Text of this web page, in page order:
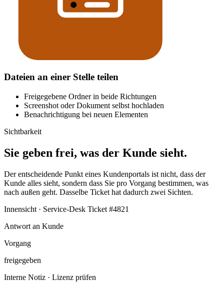
Dateien an einer Stelle teilen
Freigegebene Ordner in beide Richtungen
Screenshot oder Dokument selbst hochladen
Benachrichtigung bei neuen Elementen
Sichtbarkeit
Sie geben frei, was der Kunde sieht.
Der entscheidende Punkt eines Kundenportals ist nicht, dass der
Kunde alles sieht, sondern dass Sie pro Vorgang bestimmen, was
nach außen geht. Dasselbe Ticket hat dadurch zwei Sichten.
Innensicht · Service-Desk Ticket #4821
Antwort an Kunde
Vorgang
freigegeben
Interne Notiz · Lizenz prüfen